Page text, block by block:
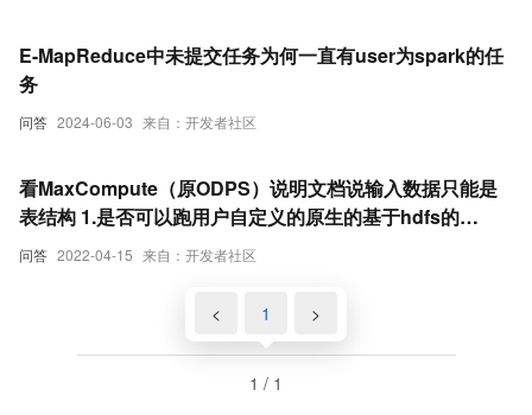
问答 2024-06-03 来自：开发者社区
E-MapReduce中未提交任务为何一直有user为spark的任
务
问答 2022-04-15 来自：开发者社区
看MaxCompute（原ODPS）说明文档说输入数据只能是
表结构 1.是否可以跑用户自定义的原生的基于hdfs的
Mapreduce任务，输入为hdfs文件，输出为hdfs文件，
支持其他的数据工具，如何跑基于spark的任务
< 1 >
1 / 1